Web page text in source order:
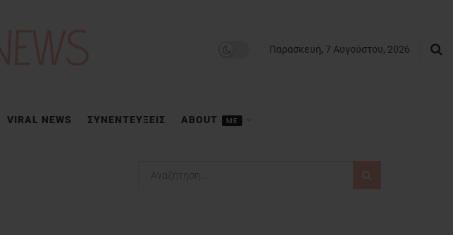
Παρασκευή, 7 Αυγούστου, 2026
VIRAL NEWS ΣΥΝΕΝΤΕΥΞΕΙΣ ABOUT ME